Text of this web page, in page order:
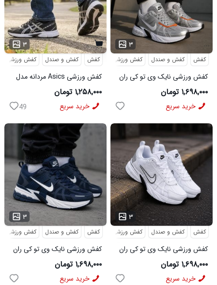
۳
کفش کفش و صندل کفش ورزشی
کفش ورزشی Asics مردانه مدل
Arian سفید مشکی
۱,۲۵۸,۰۰۰ تومان
خرید سریع 49
۳ ...
کفش کفش و صندل کفش ورزشی
کفش ورزشی نایک وی تو کی ران
NIKE V2K RUN طوسی
۱,۶۹۸,۰۰۰ تومان
خرید سریع
۳ ...
کفش کفش و صندل کفش ورزشی
کفش ورزشی نایک وی تو کی ران
NIKE V2K RUN سرمه ای
۱,۶۹۸,۰۰۰ تومان
خرید سریع
۳ ...
کفش کفش و صندل کفش ورزشی
کفش ورزشی نایک وی تو کی ران
NIKE V2K RUN سفید
۱,۶۹۸,۰۰۰ تومان
خرید سریع